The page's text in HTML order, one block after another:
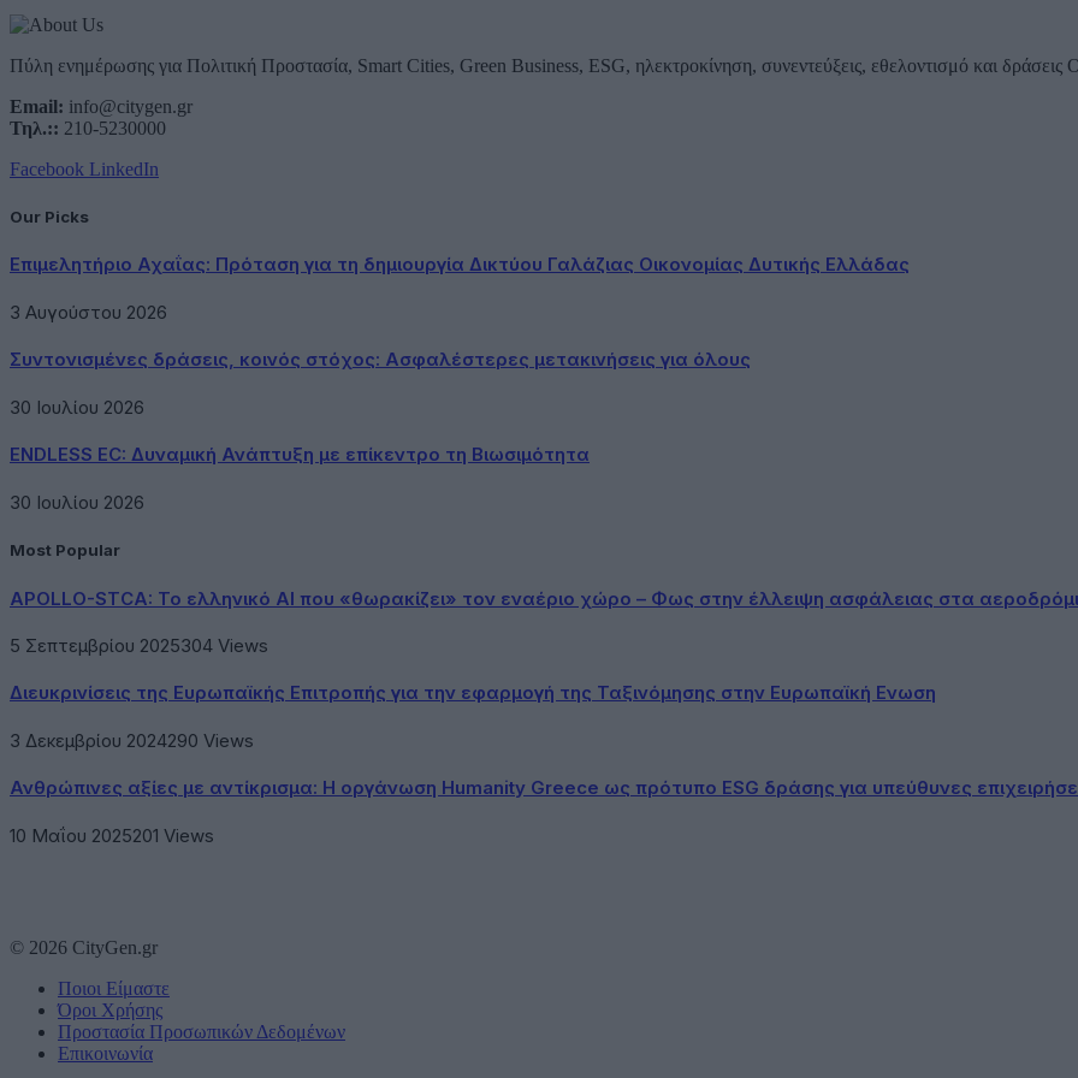
Πύλη ενημέρωσης για Πολιτική Προστασία, Smart Cities, Green Business, ESG, ηλεκτροκίνηση, συνεντεύξεις, εθελοντισμό και
Email: info@citygen.gr
Τηλ.:: 210-5230000
Facebook LinkedIn
Our Picks
Επιμελητήριο Αχαΐας: Πρόταση για τη δημιουργία Δικτύου Γαλάζιας Οικονομίας Δυτικής Ελλάδας
3 Αυγούστου 2026
Συντονισμένες δράσεις, κοινός στόχος: Ασφαλέστερες μετακινήσεις για όλους
30 Ιουλίου 2026
ENDLESS EC: Δυναμική Ανάπτυξη με επίκεντρο τη Βιωσιμότητα
30 Ιουλίου 2026
Most Popular
APOLLO-STCA: Το ελληνικό AI που «θωρακίζει» τον εναέριο χώρο – Φως στην έλλειψη ασφάλειας στα
5 Σεπτεμβρίου 2025304 Views
Διευκρινίσεις της Ευρωπαϊκής Επιτροπής για την εφαρμογή της Ταξινόμησης στην Ευρωπαϊκή Ενωση
3 Δεκεμβρίου 2024290 Views
Ανθρώπινες αξίες με αντίκρισμα: Η οργάνωση Humanity Greece ως πρότυπο ESG δράσης για υπεύθυνες
10 Μαΐου 2025201 Views
© 2026 CityGen.gr
Ποιοι Είμαστε
Όροι Χρήσης
Προστασία Προσωπικών Δεδομένων
Επικοινωνία